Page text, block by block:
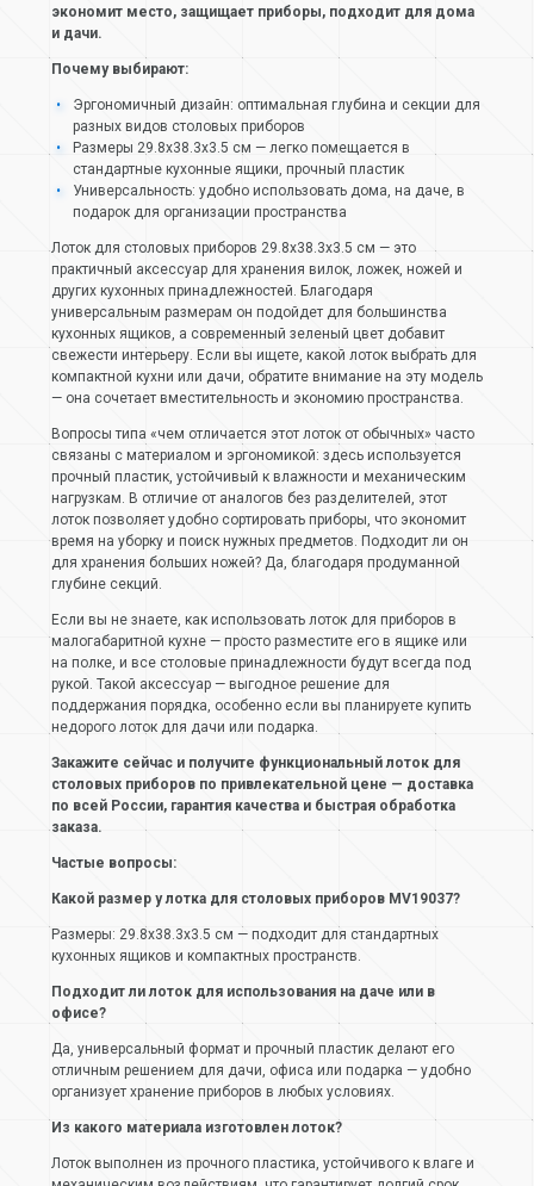
экономит место, защищает приборы, подходит для дома
и дачи.
Почему выбирают:
Эргономичный дизайн: оптимальная глубина и секции для
разных видов столовых приборов
Размеры 29.8х38.3х3.5 см — легко помещается в
стандартные кухонные ящики, прочный пластик
Универсальность: удобно использовать дома, на даче, в
подарок для организации пространства
Лоток для столовых приборов 29.8х38.3х3.5 см — это
практичный аксессуар для хранения вилок, ложек, ножей и
других кухонных принадлежностей. Благодаря
универсальным размерам он подойдет для большинства
кухонных ящиков, а современный зеленый цвет добавит
свежести интерьеру. Если вы ищете, какой лоток выбрать для
компактной кухни или дачи, обратите внимание на эту модель
— она сочетает вместительность и экономию пространства.
Вопросы типа «чем отличается этот лоток от обычных» часто
связаны с материалом и эргономикой: здесь используется
прочный пластик, устойчивый к влажности и механическим
нагрузкам. В отличие от аналогов без разделителей, этот
лоток позволяет удобно сортировать приборы, что экономит
время на уборку и поиск нужных предметов. Подходит ли он
для хранения больших ножей? Да, благодаря продуманной
глубине секций.
Если вы не знаете, как использовать лоток для приборов в
малогабаритной кухне — просто разместите его в ящике или
на полке, и все столовые принадлежности будут всегда под
рукой. Такой аксессуар — выгодное решение для
поддержания порядка, особенно если вы планируете купить
недорого лоток для дачи или подарка.
Закажите сейчас и получите функциональный лоток для
столовых приборов по привлекательной цене — доставка
по всей России, гарантия качества и быстрая обработка
заказа.
Частые вопросы:
Какой размер у лотка для столовых приборов MV19037?
Размеры: 29.8х38.3х3.5 см — подходит для стандартных
кухонных ящиков и компактных пространств.
Подходит ли лоток для использования на даче или в
офисе?
Да, универсальный формат и прочный пластик делают его
отличным решением для дачи, офиса или подарка — удобно
организует хранение приборов в любых условиях.
Из какого материала изготовлен лоток?
Лоток выполнен из прочного пластика, устойчивого к влаге и